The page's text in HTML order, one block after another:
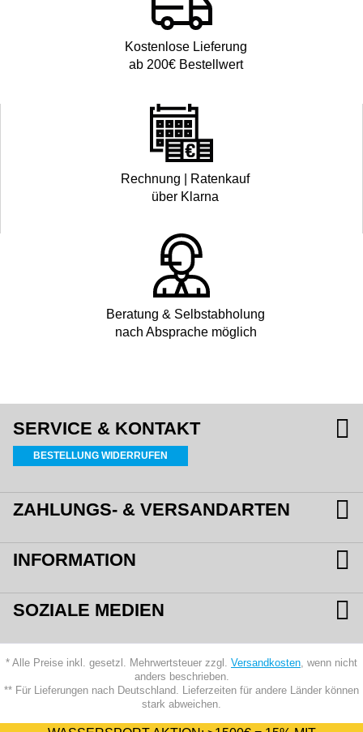
Kostenlose Lieferung
ab 200€ Bestellwert
Rechnung | Ratenkauf
über Klarna
Beratung & Selbstabholung
nach Absprache möglich
SERVICE & KONTAKT
BESTELLUNG WIDERRUFEN
ZAHLUNGS- & VERSANDARTEN
INFORMATION
SOZIALE MEDIEN
* Alle Preise inkl. gesetzl. Mehrwertsteuer zzgl. Versandkosten, wenn nicht
anders beschrieben.
** Für Lieferungen nach Deutschland. Lieferzeiten für andere Länder können
stark abweichen.